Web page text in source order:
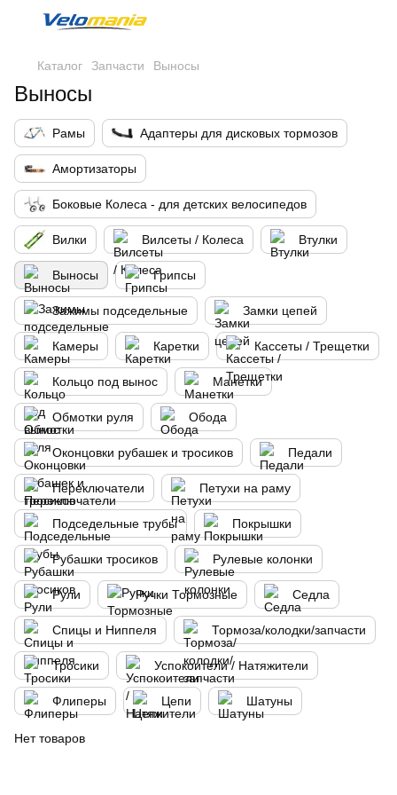
Каталог Запчасти Выносы
Выносы
Рамы Адаптеры для дисковых тормозов
Амортизаторы
Боковые Колеса - для детских велосипедов
Вилки Вилсеты / Колеса Втулки
Выносы Грипсы
Зажимы подседельные Замки цепей
Камеры Каретки Кассеты / Трещетки
Кольцо под вынос Манетки
Обмотки руля Обода
Оконцовки рубашек и тросиков Педали
Переключатели Петухи на раму
Подседельные трубы Покрышки
Рубашки тросиков Рулевые колонки
Рули Ручки Тормозные Седла
Спицы и Ниппеля Тормоза/колодки/запчасти
Тросики Успокоители / Натяжители
Флиперы Цепи Шатуны
Нет товаров